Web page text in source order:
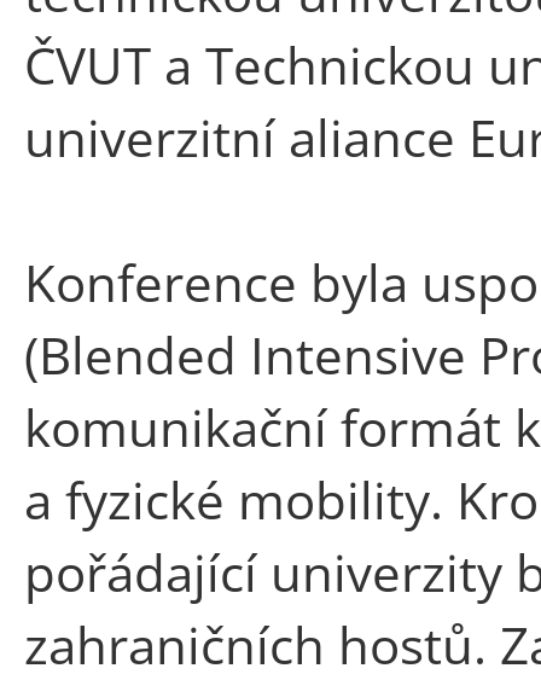
ČVUT a Technickou
univerzitní aliance
Konference byla
(Blended Intensive
komunikační formát
a fyzické mobility.
pořádající univerzity
zahraničních hostů.